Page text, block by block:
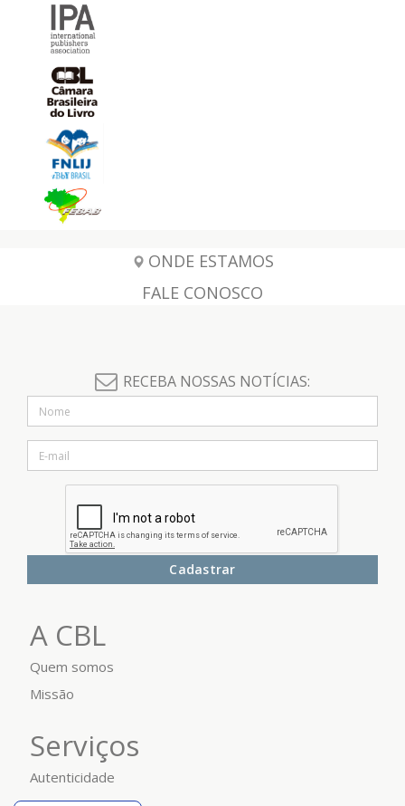
ONDE ESTAMOS
FALE CONOSCO
RECEBA NOSSAS NOTÍCIAS:
Cadastrar
A CBL
Quem somos
Missão
Serviços
Autenticidade